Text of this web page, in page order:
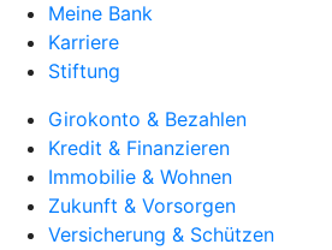
Meine Bank
Karriere
Stiftung
Girokonto & Bezahlen
Kredit & Finanzieren
Immobilie & Wohnen
Zukunft & Vorsorgen
Versicherung & Schützen